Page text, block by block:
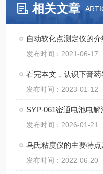
相关文章
自动软化点测定仪的
发布时间：2021-06-17
看完本文，认识下膏
发布时间：2023-01-12
SYP-061密通电池电
发布时间：2026-01-21
乌氏粘度仪的主要特
发布时间：2022-06-20